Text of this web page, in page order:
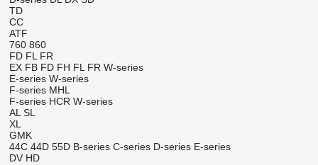
TD
CC
ATF
760 860
FD FL FR
EX FB FD FH FL FR W-series
E-series W-series
F-series MHL
F-series HCR W-series
AL SL
XL
GMK
44C 44D 55D B-series C-series D-series E-series
DV HD